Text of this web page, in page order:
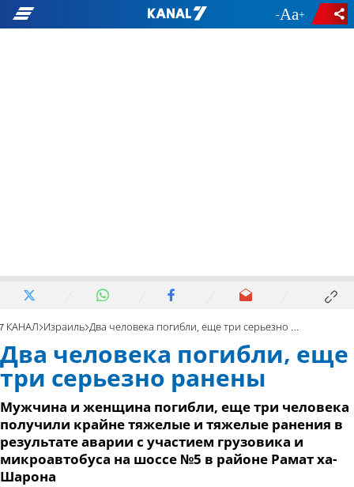
- +
7 КАНАЛ Израиль Два человека погибли, еще три серьезно ранены
Два человека погибли, еще
три серьезно ранены
Мужчина и женщина погибли, еще три человека
получили крайне тяжелые и тяжелые ранения в
результате аварии с участием грузовика и
микроавтобуса на шоссе №5 в районе Рамат ха-
Шарона